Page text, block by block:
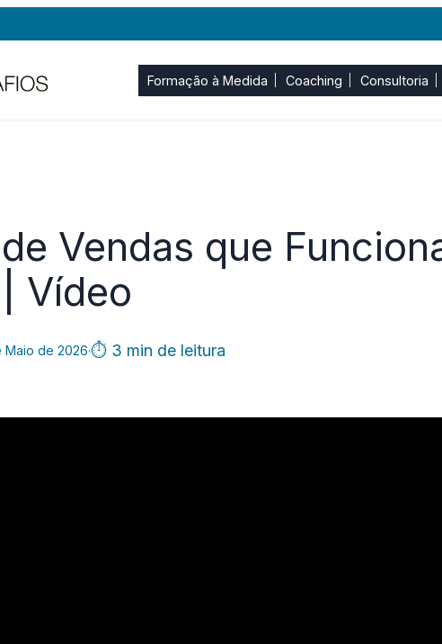
Formação à Medida Coaching Consultoria
Vendas que
Vídeo
Maio de 2026·⏱ 3 min de leitura